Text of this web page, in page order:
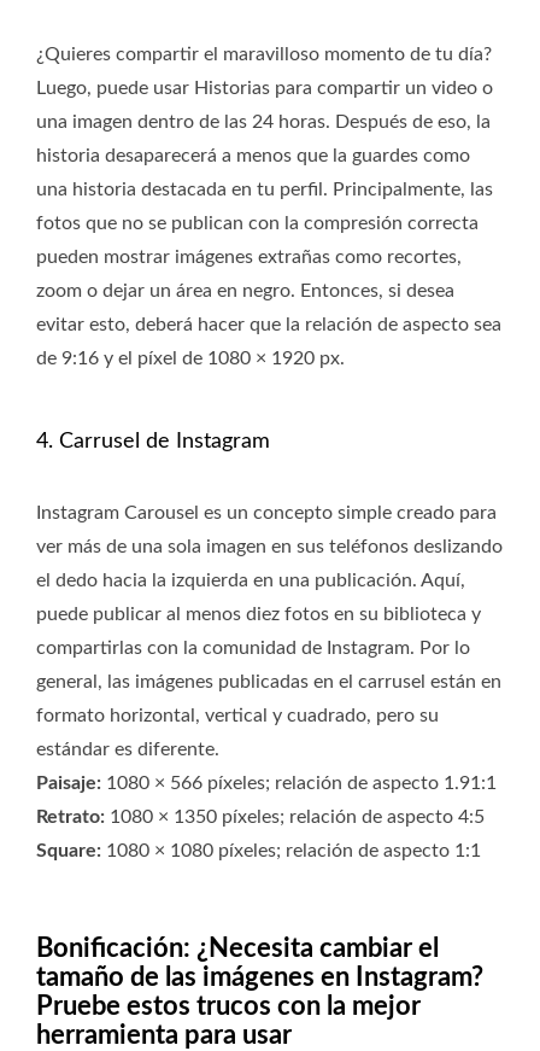
¿Quieres compartir el maravilloso momento de tu día?
Luego, puede usar Historias para compartir un video o
una imagen dentro de las 24 horas. Después de eso, la
historia desaparecerá a menos que la guardes como
una historia destacada en tu perfil. Principalmente, las
fotos que no se publican con la compresión correcta
pueden mostrar imágenes extrañas como recortes,
zoom o dejar un área en negro. Entonces, si desea
evitar esto, deberá hacer que la relación de aspecto sea
de 9:16 y el píxel de 1080 × 1920 px.
4. Carrusel de Instagram
Instagram Carousel es un concepto simple creado para
ver más de una sola imagen en sus teléfonos deslizando
el dedo hacia la izquierda en una publicación. Aquí,
puede publicar al menos diez fotos en su biblioteca y
compartirlas con la comunidad de Instagram. Por lo
general, las imágenes publicadas en el carrusel están en
formato horizontal, vertical y cuadrado, pero su
estándar es diferente.
Paisaje: 1080 × 566 píxeles; relación de aspecto 1.91:1
Retrato: 1080 × 1350 píxeles; relación de aspecto 4:5
Square: 1080 × 1080 píxeles; relación de aspecto 1:1
Bonificación: ¿Necesita cambiar el
tamaño de las imágenes en Instagram?
Pruebe estos trucos con la mejor
herramienta para usar